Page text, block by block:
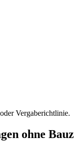
Vergaberichtlinie.
ohne